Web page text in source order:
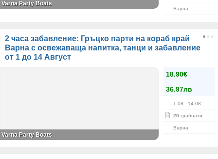
Варна
Varna Party Boats
2 часа забавление: Гръцко парти на кораб край
Варна с освежаваща напитка, танци и забавление
от 1 до 14 Αвгуст
18.90€
36.97лв
1.08 - 14.08
20 грабнати
Варна
Varna Party Boats